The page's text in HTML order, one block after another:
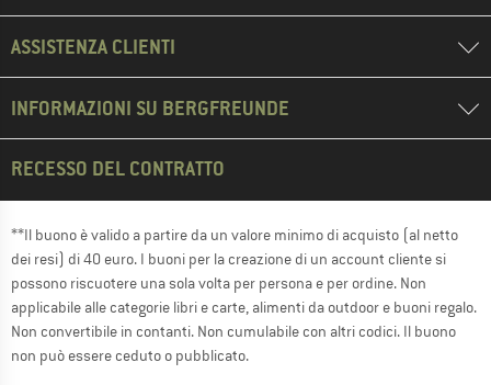
ASSISTENZA CLIENTI
INFORMAZIONI SU BERGFREUNDE
RECESSO DEL CONTRATTO
**Il buono è valido a partire da un valore minimo di acquisto (al netto
dei resi) di 40 euro. I buoni per la creazione di un account cliente si
possono riscuotere una sola volta per persona e per ordine. Non
applicabile alle categorie libri e carte, alimenti da outdoor e buoni regalo.
Non convertibile in contanti. Non cumulabile con altri codici. Il buono
non può essere ceduto o pubblicato.